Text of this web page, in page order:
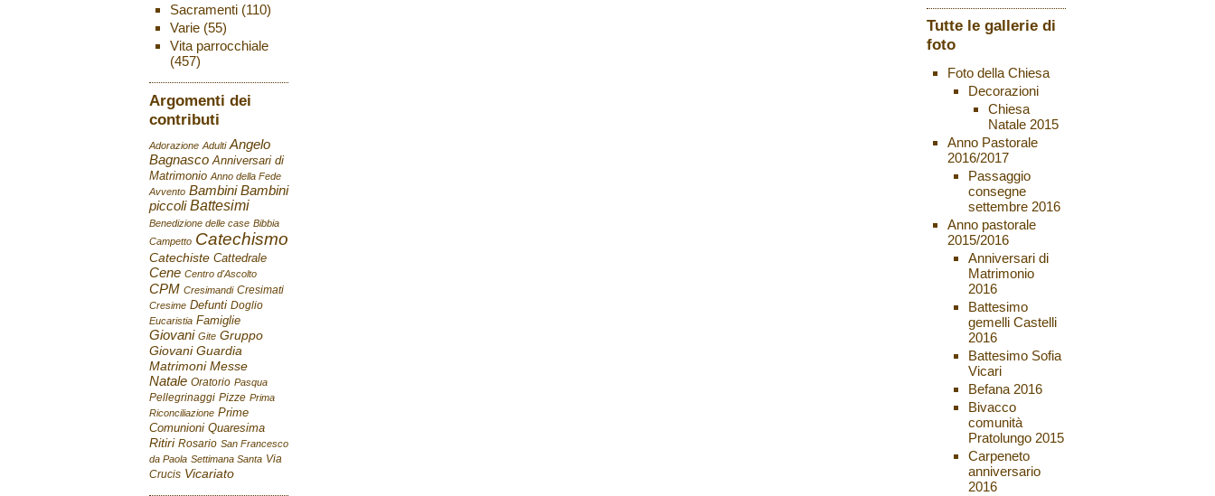
Sacramenti(110)
Varie(55)
Vita parrocchiale
(457)
Argomenti dei
contributi
Adorazione Adulti Angelo
Bagnasco Anniversari di
Matrimonio Anno della Fede
Avvento Bambini Bambini
piccoli Battesimi
Benedizione delle case Bibbia
Campetto Catechismo
Catechiste Cattedrale
Cene Centro d'Ascolto
CPM Cresimandi Cresimati
Cresime Defunti Doglio
Eucaristia Famiglie
Giovani Gite Gruppo
Giovani Guardia
Matrimoni Messe
Natale Oratorio Pasqua
Pellegrinaggi Pizze Prima
Riconciliazione Prime
Comunioni Quaresima
Ritiri Rosario San Francesco
da Paola Settimana Santa Via
Crucis Vicariato
Tutte le gallerie di
foto
Foto della Chiesa
Decorazioni
Chiesa
Natale 2015
Anno Pastorale
2016/2017
Passaggio
consegne
settembre 2016
Anno pastorale
2015/2016
Anniversari di
Matrimonio
2016
Battesimo
gemelli Castelli
2016
Battesimo Sofia
Vicari
Befana 2016
Bivacco
comunità
Pratolungo 2015
Carpeneto
anniversario
2016